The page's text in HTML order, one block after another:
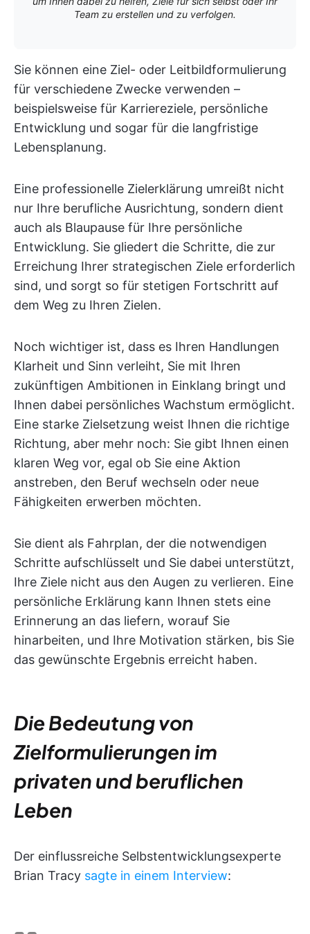
Team zu erstellen und zu verfolgen.
Sie können eine Ziel- oder Leitbildformulierung
für verschiedene Zwecke verwenden –
beispielsweise für Karriereziele, persönliche
Entwicklung und sogar für die langfristige
Lebensplanung.
Eine professionelle Zielerklärung umreißt nicht
nur Ihre berufliche Ausrichtung, sondern dient
auch als Blaupause für Ihre persönliche
Entwicklung. Sie gliedert die Schritte, die zur
Erreichung Ihrer strategischen Ziele erforderlich
sind, und sorgt so für stetigen Fortschritt auf
dem Weg zu Ihren Zielen.
Noch wichtiger ist, dass es Ihren Handlungen
Klarheit und Sinn verleiht, Sie mit Ihren
zukünftigen Ambitionen in Einklang bringt und
Ihnen dabei persönliches Wachstum ermöglicht.
Eine starke Zielsetzung weist Ihnen die richtige
Richtung, aber mehr noch: Sie gibt Ihnen einen
klaren Weg vor, egal ob Sie eine Aktion
anstreben, den Beruf wechseln oder neue
Fähigkeiten erwerben möchten.
Sie dient als Fahrplan, der die notwendigen
Schritte aufschlüsselt und Sie dabei unterstützt,
Ihre Ziele nicht aus den Augen zu verlieren. Eine
persönliche Erklärung kann Ihnen stets eine
Erinnerung an das liefern, worauf Sie
hinarbeiten, und Ihre Motivation stärken, bis Sie
das gewünschte Ergebnis erreicht haben.
Die Bedeutung von
Zielformulierungen im
privaten und beruflichen
Leben
Der einflussreiche Selbstentwicklungsexperte
Brian Tracy sagte in einem Interview: